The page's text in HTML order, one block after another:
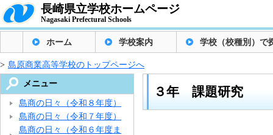
長崎県立学校ホームページ
Nagasaki Prefectural Schools
ホーム 学校案内 学校（校種別）で
> 島原商業高等学校のトップページへ
３年 課題研究
メニュー
島商の日々（令和８年度）
島商の日々（令和７年度）
島商の日々（令和６年度ま